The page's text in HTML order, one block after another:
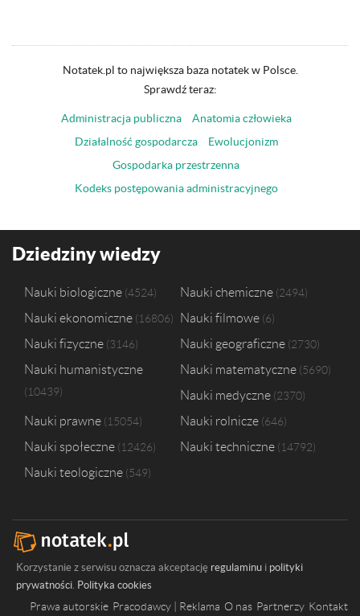
Notatek.pl to największa baza notatek w Polsce.
Sprawdź teraz:
Administracja publiczna
Anatomia człowieka
Działalność gospodarcza
Ewolucjonizm
Gospodarka przestrzenna
Kodeks postępowania administracyjnego
Dziedziny wiedzy
Nauki biologiczne 4524 Nauki chemiczne 2494
Nauki ekonomiczne 16806 Nauki filmowe 6
Nauki fizyczne 3146 Nauki geograficzne 2730
Nauki humanistyczne
10439
Nauki matematyczne 5690
Nauki medyczne 2370
Nauki prawne 15054 Nauki rolnicze 646
Nauki społeczne 12426 Nauki techniczne 14792
Nauki teologiczne 549
Korzystanie z serwisu oznacza akceptację regulaminu i polityki
prywatności. Polityka cookies
Prawa autorskie Pracodawcy | Reklama O nas Partnerzy Kontakt